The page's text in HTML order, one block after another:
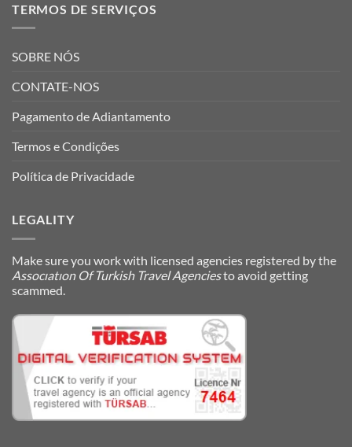
TERMOS DE SERVIÇOS
SOBRE NÓS
CONTATE-NOS
Pagamento de Adiantamento
Termos e Condições
Política de Privacidade
LEGALITY
Make sure you work with licensed agencies registered by the
Assocıatıon Of Turkish Travel Agenciesto avoid getting
scammed.